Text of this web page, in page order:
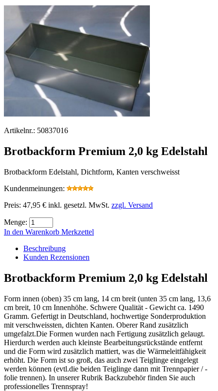
Artikelnr.: 50837016
Brotbackform Premium 2,0 kg Edelstahl
Brotbackform Edelstahl, Dichtform, Kanten verschweisst
Kundenmeinungen:
Preis: 47,95 € inkl. gesetzl. MwSt. zzgl. Versand
Menge:
In den Warenkorb Merkzettel
Beschreibung
Kunden Rezensionen
Brotbackform Premium 2,0 kg Edelstahl
Form innen (oben) 35 cm lang, 14 cm breit (unten 35 cm lang, 13,6
cm breit, 10 cm Innenhöhe. Schwere Qualität - Gewicht ca. 1490
Gramm. Gefertigt in Deutschland, hochwertige Sonderproduktion
mit verschweissten, dichten Kanten. Oberer Rand zusätzlich
umgefalzt.Die Formen wurden nach Fertigung zusätzlich gelaugt.
Hierdurch werden auch kleinste Bearbeitungsrückstände entfernt
und die Form wird zusätzlich mattiert, was die Wärmeleitfähigkeit
erhöht. Die Form ist so groß, das auch zwei Teiglinge eingelegt
werden können (evtl.die beiden Teiglinge dann mit Trennpapier / -
folie trennen). In unserer Rubrik Backzubehör finden Sie auch
professionelles Trennspray!